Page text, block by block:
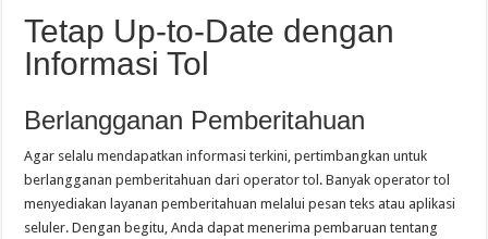
Tetap Up-to-Date dengan
Informasi Tol
Berlangganan Pemberitahuan
Agar selalu mendapatkan informasi terkini, pertimbangkan untuk
berlangganan pemberitahuan dari operator tol. Banyak operator tol
menyediakan layanan pemberitahuan melalui pesan teks atau aplikasi
seluler. Dengan begitu, Anda dapat menerima pembaruan tentang